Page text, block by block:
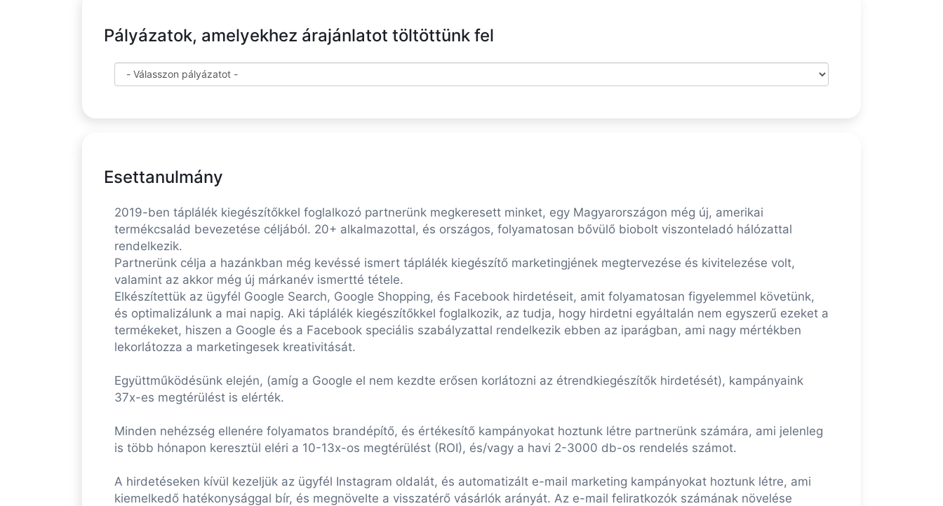
Pályázatok, amelyekhez árajánlatot töltöttünk fel
Esettanulmány
2019-ben táplálék kiegészítőkkel foglalkozó partnerünk megkeresett minket, egy Magyarországon még új, amerikai
termékcsalád bevezetése céljából. 20+ alkalmazottal, és országos, folyamatosan bővülő biobolt viszonteladó hálózattal
rendelkezik.
Partnerünk célja a hazánkban még kevéssé ismert táplálék kiegészítő marketingjének megtervezése és kivitelezése volt,
valamint az akkor még új márkanév ismertté tétele.
Elkészítettük az ügyfél Google Search, Google Shopping, és Facebook hirdetéseit, amit folyamatosan figyelemmel követünk,
és optimalizálunk a mai napig. Aki táplálék kiegészítőkkel foglalkozik, az tudja, hogy hirdetni egyáltalán nem egyszerű ezeket a
termékeket, hiszen a Google és a Facebook speciális szabályzattal rendelkezik ebben az iparágban, ami nagy mértékben
lekorlátozza a marketingesek kreativitását.
Együttműködésünk elején, (amíg a Google el nem kezdte erősen korlátozni az étrendkiegészítők hirdetését), kampányaink
37x-es megtérülést is elérték.
Minden nehézség ellenére folyamatos brandépítő, és értékesítő kampányokat hoztunk létre partnerünk számára, ami jelenleg
is több hónapon keresztül eléri a 10-13x-os megtérülést (ROI), és/vagy a havi 2-3000 db-os rendelés számot.
A hirdetéseken kívül kezeljük az ügyfél Instagram oldalát, és automatizált e-mail marketing kampányokat hoztunk létre, ami
kiemelkedő hatékonysággal bír, és megnövelte a visszatérő vásárlók arányát. Az e-mail feliratkozók számának növelése